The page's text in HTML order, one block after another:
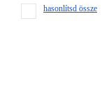
hasonlítsd össze